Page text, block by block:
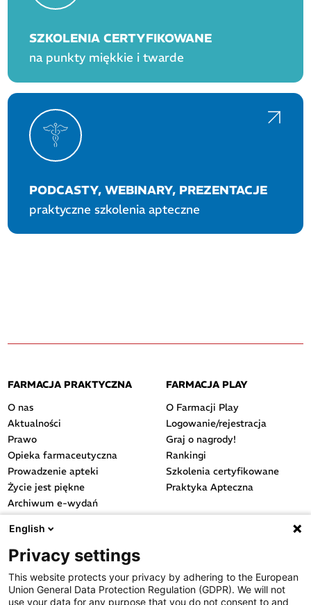
SZKOLENIA CERTYFIKOWANE
na punkty miękkie i twarde
PODCASTY, WEBINARY, PREZENTACJE
praktyczne szkolenia apteczne
FARMACJA PRAKTYCZNA
O nas
Aktualności
Prawo
Opieka farmaceutyczna
Prowadzenie apteki
Życie jest piękne
Archiwum e-wydań
Przydatne linki
FARMACJA PLAY
O Farmacji Play
Logowanie/rejestracja
Graj o nagrody!
Rankingi
Szkolenia certyfikowane
Praktyka Apteczna
OGÓLNE
Polityka prywatności
Regulamin serwisu
English
Privacy settings
This website protects your privacy by adhering to the European
Union General Data Protection Regulation (GDPR). We will not
use your data for any purpose that you do not consent to and